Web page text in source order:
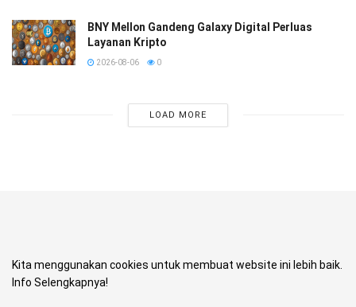
BNY Mellon Gandeng Galaxy Digital Perluas
Layanan Kripto
2026-08-06 0
LOAD MORE
Kita menggunakan cookies untuk membuat website ini lebih baik.
Info Selengkapnya!